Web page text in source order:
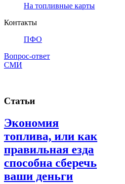
На топливные карты
Контакты
ПФО
Вопрос-ответ
СМИ
Статьи
Экономия
топлива, или как
правильная езда
способна сберечь
ваши деньги